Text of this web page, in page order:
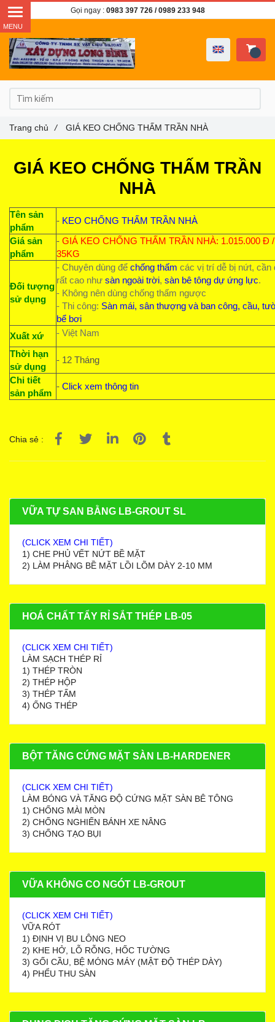
GIÁ KEO CHỐNG THẤM TRẦN
NHÀ
Tên sản
phẩm
- KEO CHỐNG THẤM TRẦN NHÀ
Giá sản
phẩm
- GIÁ KEO CHỐNG THẤM TRẦN NHÀ: 1.015.000 Đ
35KG
Đối tượng
sử dụng
- Chuyên dùng để chống thấm các vị trí dễ bị nứt, cần
rất cao như sàn ngoài trời, sàn bê tông dự ứng lực.
- Không nên dùng chống thấm ngược
- Thi công: Sàn mái, sân thượng và ban công, cầu,
bể bơi
Xuất xứ
- Việt Nam
Thời hạn
sử dụng
- 12 Tháng
Chi tiết
sản phẩm
- Click xem thông tin
Chia sẻ :
VỮA TỰ SAN BẰNG LB-GROUT SL
(CLICK XEM CHI TIẾT)
1) CHE PHỦ VẾT NỨT BỀ MẶT
2) LÀM PHẲNG BỀ MẶT LỒI LÕM DÀY 2-10 MM
HOÁ CHẤT TẨY RỈ SẮT THÉP LB-05
(CLICK XEM CHI TIẾT)
LÀM SẠCH THÉP RỈ
1) THÉP TRÒN
2) THÉP HỘP
3) THÉP TẤM
4) ỐNG THÉP
BỘT TĂNG CỨNG MẶT SÀN LB-HARDENER
(CLICK XEM CHI TIẾT)
LÀM BÓNG VÀ TĂNG ĐỘ CỨNG MẶT SÀN BÊ TÔNG
1) CHỐNG MÀI MÒN
2) CHỐNG NGHIẾN BÁNH XE NÂNG
3) CHỐNG TẠO BỤI
VỮA KHÔNG CO NGÓT LB-GROUT
(CLICK XEM CHI TIẾT)
VỮA RÓT
1) ĐỊNH VỊ BU LÔNG NEO
2) KHE HỞ, LỖ RỖNG, HỐC TƯỜNG
3) GỐI CẦU, BỆ MÓNG MÁY (MẬT ĐỘ THÉP DÀY)
4) PHỂU THU SÀN
Trang chủ / GIÁ KEO CHỐNG THẤM TRẦN NHÀ
Gọi ngay : 0983 397 726 / 0989 233 948